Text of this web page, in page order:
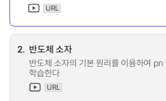
URL
2. 반도체 소자
반도체 소자의 기본 원리를 이용하여
학습한다
URL